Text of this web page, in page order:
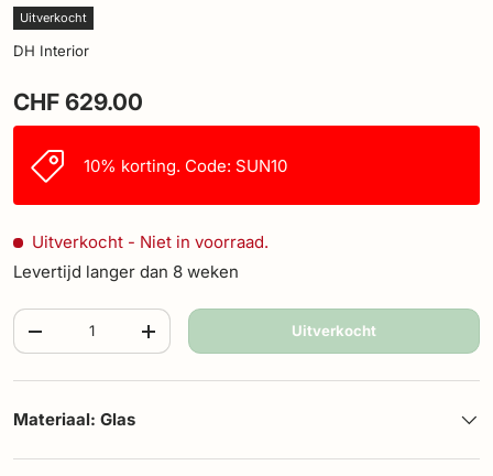
Uitverkocht
DH Interior
CHF 629.00
10% korting. Code: SUN10
Uitverkocht - Niet in voorraad.
Levertijd langer dan 8 weken
Aantal
-
+ Uitverkocht
Materiaal: Glas